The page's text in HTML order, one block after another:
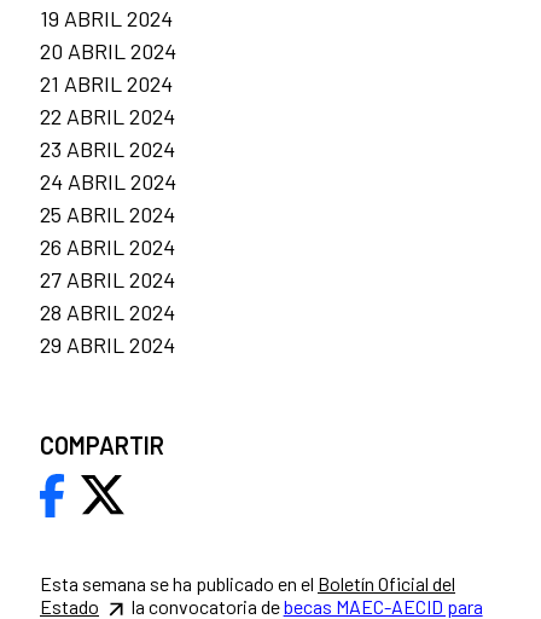
Esta semana se ha publicado en el Boletín Oficial del
Estado
la convocatoria debecas MAEC-AECID para
19 ABRIL 2024
20 ABRIL 2024
21 ABRIL 2024
22 ABRIL 2024
23 ABRIL 2024
24 ABRIL 2024
25 ABRIL 2024
26 ABRIL 2024
27 ABRIL 2024
28 ABRIL 2024
29 ABRIL 2024
COMPARTIR